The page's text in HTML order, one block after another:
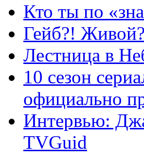
Кто ты по
Гейб?!
Лестница в
10 сезон
официально
Интервью:
TVGuid